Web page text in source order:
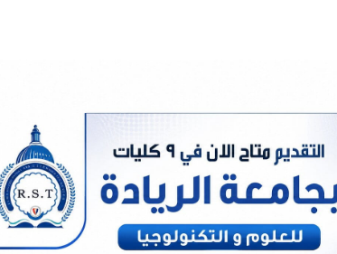
تأملات معالج نفسي
رئيس اتحاد الوطن العربي الدولي يتحدث عن